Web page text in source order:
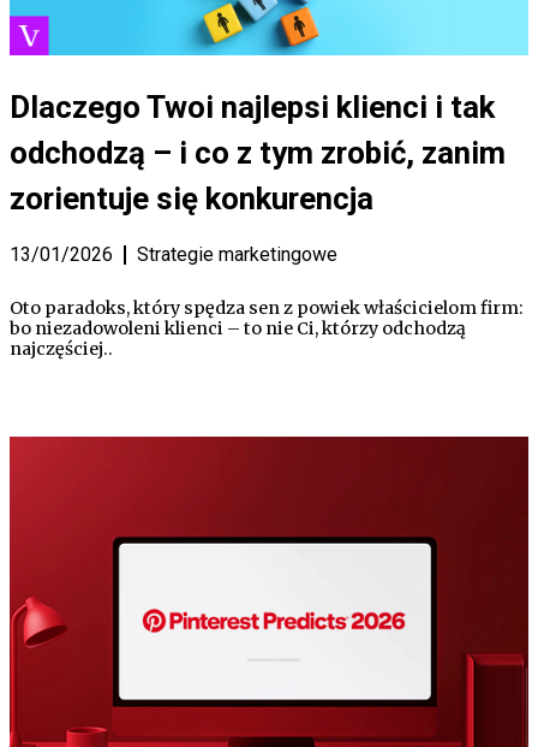
Dlaczego Twoi najlepsi klienci i tak
odchodzą – i co z tym zrobić, zanim
zorientuje się konkurencja
13/01/2026 Strategie marketingowe
Oto paradoks, który spędza sen z powiek właścicielom firm:
bo niezadowoleni klienci – to nie Ci, którzy odchodzą
najczęściej..